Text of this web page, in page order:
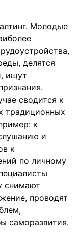
Молодые
делятся
ищут
сводится к
традиционных
к
и
к
по личному
снимают
проводят
саморазвития.